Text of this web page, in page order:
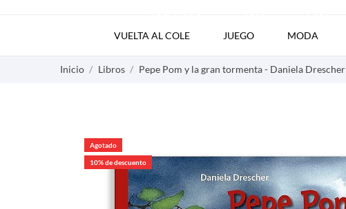
VUELTA AL COLE JUEGO MODA
Inicio Libros Pepe Pom y la gran tormenta - Daniela Drescher
Agotado
10% de descuento